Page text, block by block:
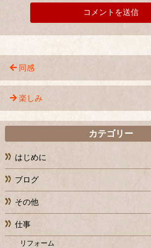
同感
楽しみ
カテゴリー
はじめに
ブログ
その他
仕事
リフォーム